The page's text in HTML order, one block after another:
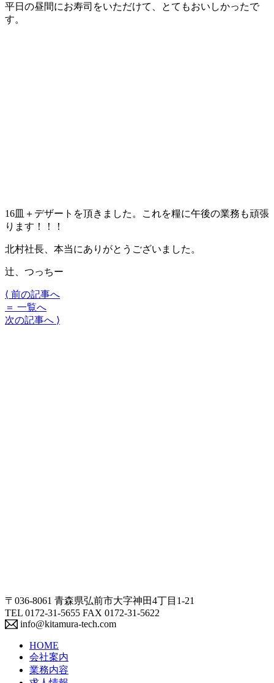
平日の昼間にお寿司をいただけて、とてもおいしかったで
す。
16皿＋デザートを頂きました。これを糧に午後の業務も頑張
ります ！ ！！
北村社長、本当にありがとうございました。
辻、つっちー
⟨ 前の記事へ
＝ 一覧へ
次の記事へ ⟩
〒036-8061 青森県弘前市大字神田4丁目1-21
TEL 0172-31-5655 FAX 0172-31-5622
info@kitamura-tech.com
HOME
会社案内
業務内容